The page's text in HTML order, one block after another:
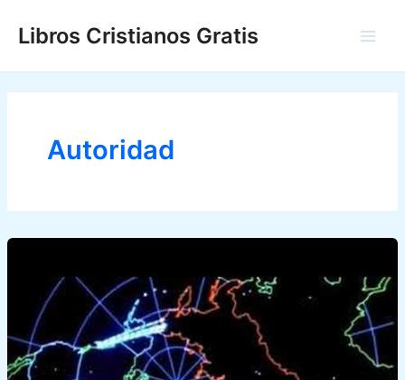
Libros Cristianos Gratis
Autoridad